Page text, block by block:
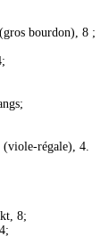
bourdon), 8 ;
(viole-régale), 4.
8;